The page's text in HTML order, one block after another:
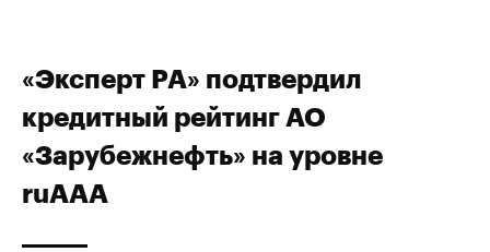
«Эксперт РА» подтвердил
кредитный рейтинг АО
«Зарубежнефть» на уровне
ruAАА